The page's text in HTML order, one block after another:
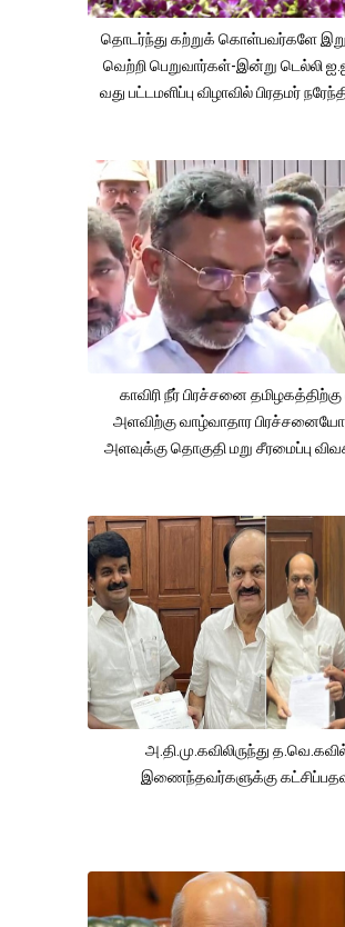
தொடர்ந்து கற்றுக் கொள்பவர்களே
வெற்றி பெறுவார்கள்-இன்று டெல்லி
வது பட்டமளிப்பு விழாவில் பிரதமர்
காவிரி நீர் பிரச்சனை
அளவிற்கு வாழ்வாதார
அளவுக்கு தொகுதி மறு சீரமைப்பு
அ.தி.மு.கவிலிருந்து
இணைந்தவர்களுக்கு